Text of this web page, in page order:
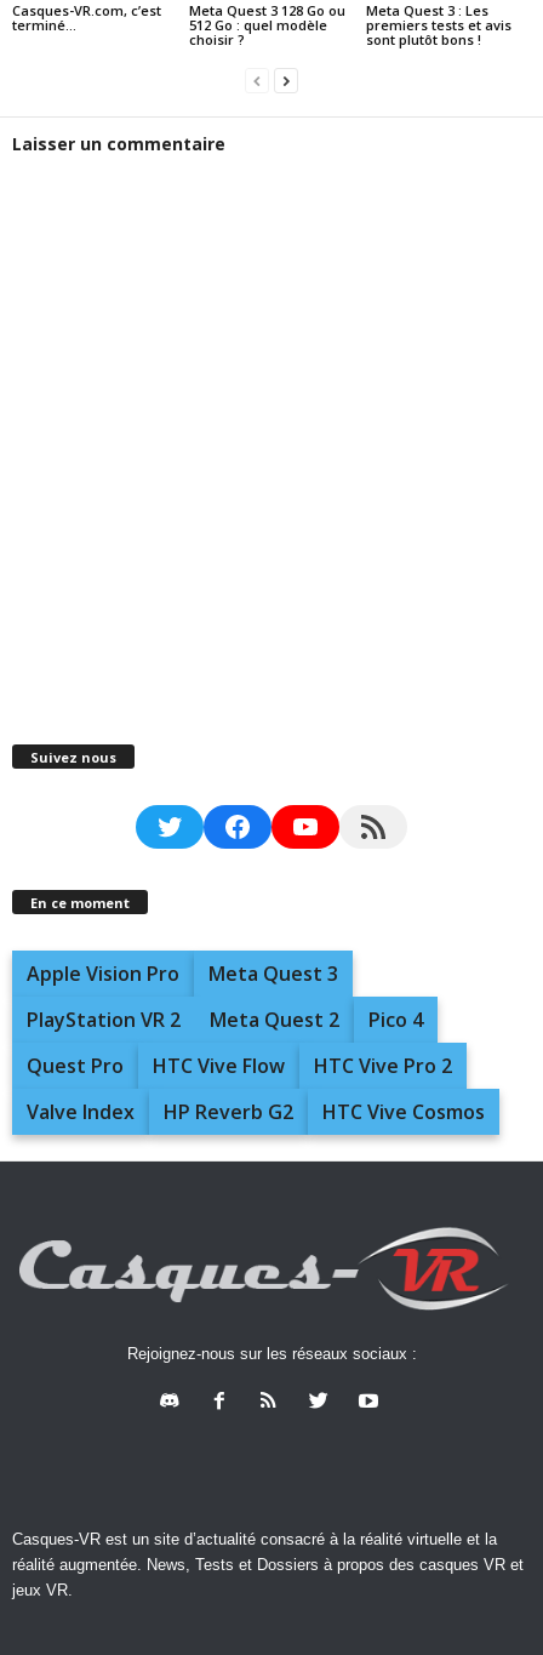
Casques-VR.com, c’est
terminé…
Meta Quest 3 128 Go ou
512 Go : quel modèle
choisir ?
Meta Quest 3 : Les
premiers tests et avis
sont plutôt bons !
Laisser un commentaire
Suivez nous
TwitterFacebookYouTubeRSS Feed
En ce moment
Apple Vision Pro
Meta Quest 3
PlayStation VR 2
Meta Quest 2
Pico 4
Quest Pro
HTC Vive Flow
HTC Vive Pro 2
Valve Index
HP Reverb G2 HTC Vive Cosmos
Rejoignez-nous sur les réseaux sociaux :
Casques-VR est un site d’actualité consacré à la réalité virtuelle et la
réalité augmentée. News, Tests et Dossiers à propos des casques VR et
jeux VR.